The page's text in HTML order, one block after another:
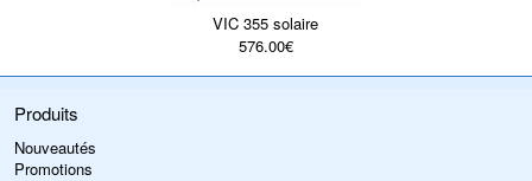
VIC 355 solaire
576.00€
Produits
Nouveautés
Promotions